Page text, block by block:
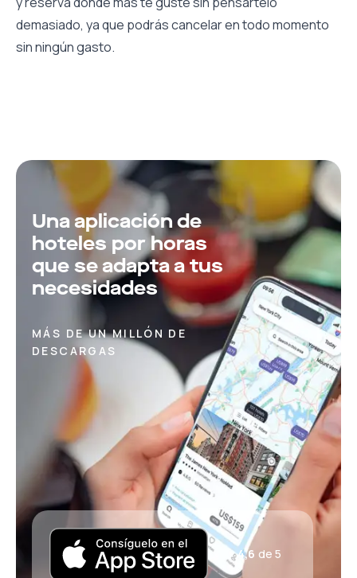
demasiado, ya que podrás cancelar en todo momento
sin ningún gasto.
Una aplicación de
hoteles por horas
que se adapta a tus
necesidades
MÁS DE UN MILLÓN DE
DESCARGAS
4,6 de 5